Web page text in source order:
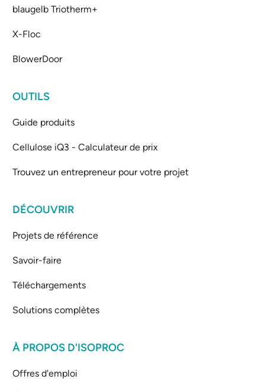
blaugelb Triotherm+
X-Floc
BlowerDoor
OUTILS
Guide produits
Cellulose iQ3 - Calculateur de prix
Trouvez un entrepreneur pour votre projet
DÉCOUVRIR
Projets de référence
Savoir-faire
Téléchargements
Solutions complètes
À PROPOS D'ISOPROC
Offres d'emploi